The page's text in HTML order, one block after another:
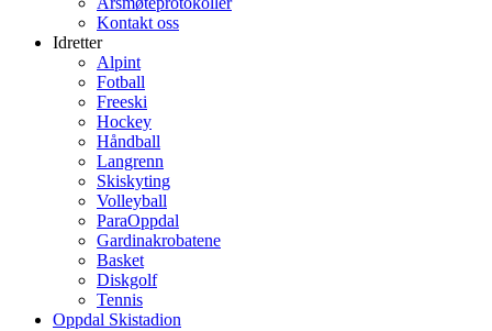
Kontakt oss
Idretter
Alpint
Fotball
Freeski
Hockey
Håndball
Langrenn
Skiskyting
Volleyball
ParaOppdal
Gardinakrobatene
Basket
Diskgolf
Tennis
Oppdal Skistadion